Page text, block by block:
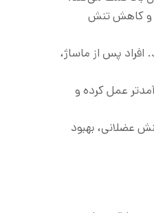
و کاهش تنش
پس از ماساژ،
عمل کرده و
عضلانی، بهبود